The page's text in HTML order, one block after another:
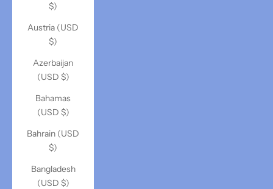
$)
Austria (USD
$)
Azerbaijan
(USD $)
Bahamas
(USD $)
Bahrain (USD
$)
Bangladesh
(USD $)